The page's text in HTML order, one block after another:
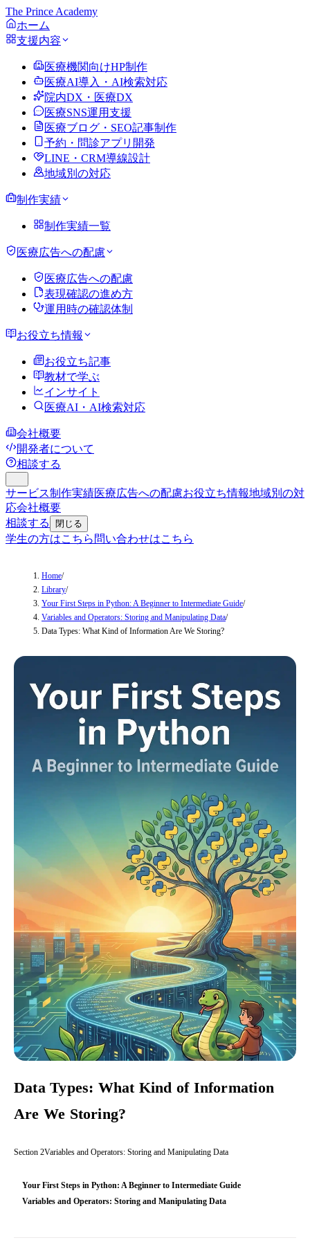
The Prince Academy
ホーム
支援内容
医療機関向けHP制作
医療AI導入・AI検索対応
院内DX・医療DX
医療SNS運用支援
医療ブログ・SEO記事制作
予約・問診アプリ開発
LINE・CRM導線設計
地域別の対応
制作実績
制作実績一覧
医療広告への配慮
医療広告への配慮
表現確認の進め方
運用時の確認体制
お役立ち情報
お役立ち記事
教材で学ぶ
インサイト
医療AI・AI検索対応
会社概要
開発者について
相談する
サービス制作実績医療広告への配慮お役立ち情報地域別の対
応会社概要
相談する
閉じる
学生の方はこちら 問い合わせはこちら
Home/
Library/
Your First Steps in Python: A Beginner to Intermediate Guide/
Variables and Operators: Storing and Manipulating Data/
Data Types: What Kind of Information Are We Storing?
Data Types: What Kind of Information
Are We Storing?
Section 2Variables and Operators: Storing and Manipulating Data
Your First Steps in Python: A Beginner to Intermediate Guide
Variables and Operators: Storing and Manipulating Data